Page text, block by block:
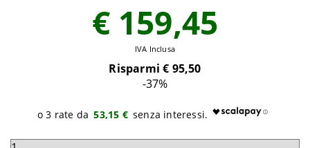
€ 159,45
IVA Inclusa
Risparmi € 95,50
-37%
53,15 €